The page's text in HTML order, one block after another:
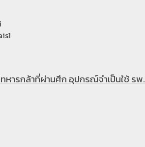
กล้าที่ผ่านศึก อุปกรณ์จำเป็นใช้ รพ.